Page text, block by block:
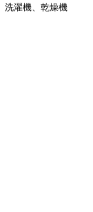
洗濯機、乾燥機